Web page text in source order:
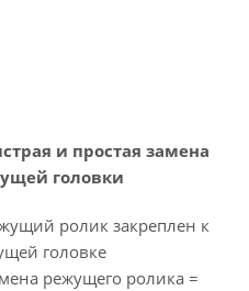
и простая замена
головки
ролик закреплен к
головке
режущего ролика =